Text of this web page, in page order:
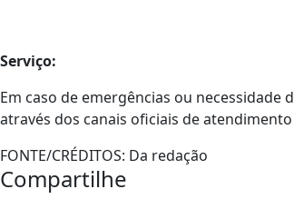
Serviço:
Em caso de emergências ou
através dos canais oficiais de
FONTE/CRÉDITOS: Da redação
Compartilhe